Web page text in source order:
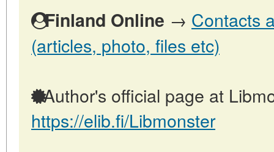
Finland Online → Contacts
(articles, photo, files etc)
Author's official page at
https://elib.fi/Libmonster